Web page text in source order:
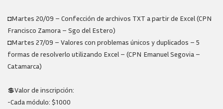
◘Martes 20/09 – Confección de archivos TXT a partir de Excel (CPN
Francisco Zamora – Sgo del Estero)
◘Martes 27/09 – Valores con problemas únicos y duplicados – 5
formas de resolverlo utilizando Excel – (CPN Emanuel Segovia –
Catamarca)
💲Valor de inscripción:
-Cada módulo: $1000